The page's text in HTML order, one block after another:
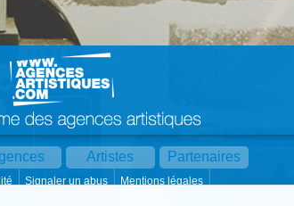
Artistes Partenaires
Signaler un abus
Mentions légales